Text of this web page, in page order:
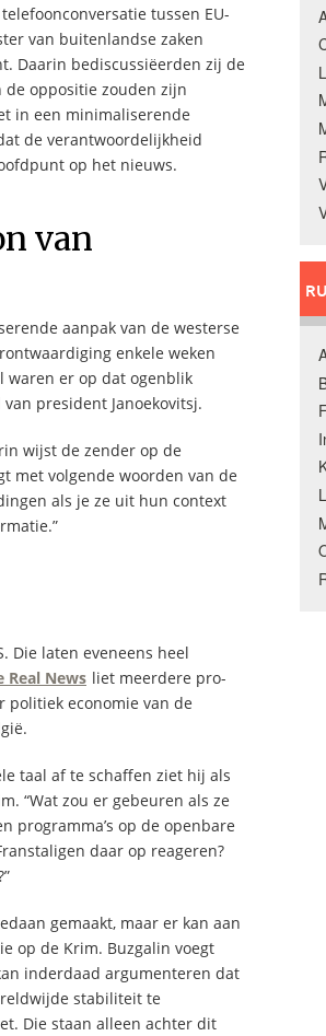
tussen EU-
van buitenlandse zaken
Daarin bediscussiëerden zij de
oppositie zouden zijn
in een minimaliserende
de verantwoordelijkheid
op het nieuws.
van
aanpak van de westerse
enkele weken
waren er op dat ogenblik
president Janoekovitsj.
wijst de zender op de
met volgende woorden van de
als je ze uit hun context
Die laten eveneens heel
Real News liet meerdere pro-
politiek economie van de
taal af te schaffen ziet hij als
“Wat zou er gebeuren als ze
programma’s op de openbare
daar op reageren?
gemaakt, maar er kan aan
op de Krim. Buzgalin voegt
inderdaad argumenteren dat
stabiliteit te
Die staan alleen achter dit